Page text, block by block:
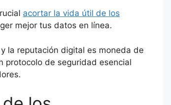
acortar la vida útil de los
mejor tus datos en línea.
la reputación digital es moneda de
protocolo de seguridad esencial